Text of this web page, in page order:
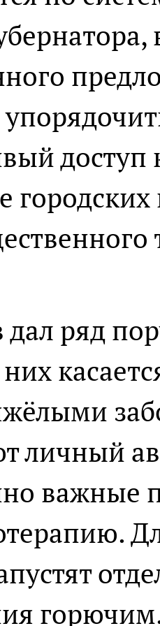
доступ
дал ряд
личный
важные